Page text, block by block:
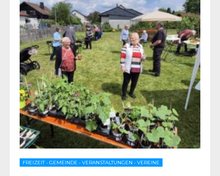
FREIZEIT• GEMEINDE • VERANSTALTUNGEN • VEREINE